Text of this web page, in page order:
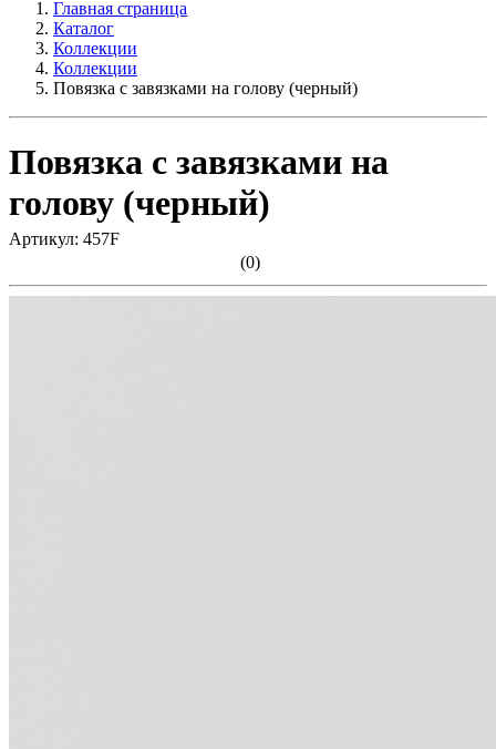
Главная страница
Каталог
Коллекции
Коллекции
Повязка с завязками на голову (черный)
Повязка с завязками на
голову (черный)
Артикул: 457F
(0)